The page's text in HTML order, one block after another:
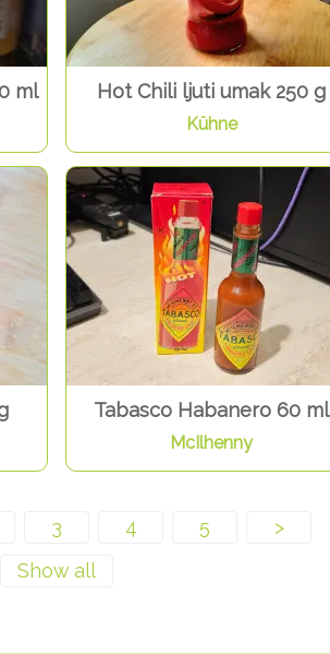
ml Hot Chili ljuti umak 250 g
Kühne
Tabasco Habanero 60 ml
McIlhenny
3 4 5 >